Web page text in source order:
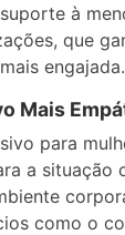
à
que
engajada.
Mais
para
a situação
como o